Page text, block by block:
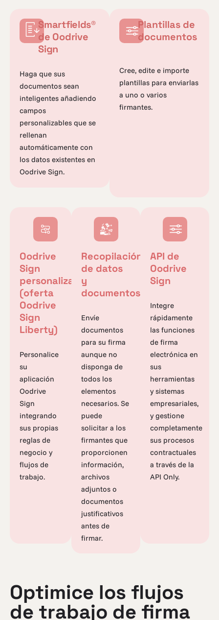
Smartfields®
de Oodrive
Sign
Haga que sus
documentos sean
inteligentes añadiendo
campos
personalizables que se
rellenan
automáticamente con
los datos existentes en
Oodrive Sign.
Plantillas de
documentos
Cree, edite e importe
plantillas para enviarlas
a uno o varios
firmantes.
Oodrive
Sign
personalizado
(oferta
Oodrive
Sign
Liberty)
Personalice
su
aplicación
Oodrive
Sign
integrando
sus propias
reglas de
negocio y
flujos de
trabajo.
Recopilación
de datos
y
documentos
Envíe
documentos
para su firma
aunque no
disponga de
todos los
elementos
necesarios. Se
puede
solicitar a los
firmantes que
proporcionen
información,
archivos
adjuntos o
documentos
justificativos
antes de
firmar.
API de
Oodrive
Sign
Integre
rápidamente
las funciones
de firma
electrónica en
sus
herramientas
y sistemas
empresariales,
y gestione
completamente
sus procesos
contractuales
a través de la
API Only.
Optimice los flujos
de trabajo de firma